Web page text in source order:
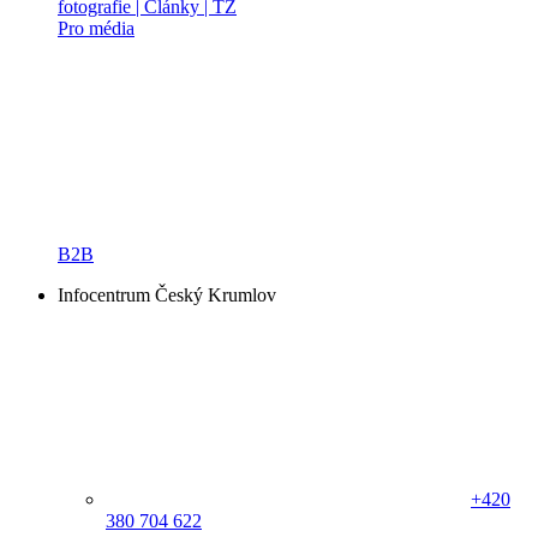
fotografie | Články | TZ
Pro média
B2B
Infocentrum Český Krumlov
+420
380 704 622